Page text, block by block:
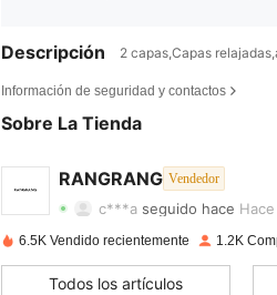
Descripción 2 capas,Capas
Información de seguridad y contactos
Sobre La Tienda
RANGRANG Vendedor
4,81
4,81 18
c***a seguido hace
4,81
6.5K Vendido recientemente 1.2K
Todos los artículos